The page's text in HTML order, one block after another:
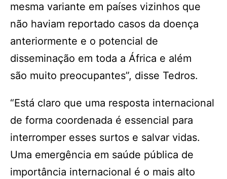
mesma variante em países vizinhos que
não haviam reportado casos da doença
anteriormente e o potencial de
disseminação em toda a África e além
são muito preocupantes”, disse Tedros.
“Está claro que uma resposta internacional
de forma coordenada é essencial para
interromper esses surtos e salvar vidas.
Uma emergência em saúde pública de
importância internacional é o mais alto